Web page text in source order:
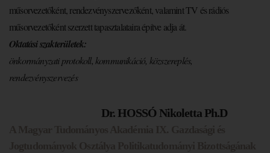
műsorvezetőként, rendezvényszervezőként, valamint TV és rádiós
műsorvezetőként szerzett tapasztalataira építve adja át.
Oktatási szakterületek:
önkormányzati protokoll, kommunikáció, közszereplés,
rendezvényszervezés
Dr. HOSSÓ Nikoletta Ph.D